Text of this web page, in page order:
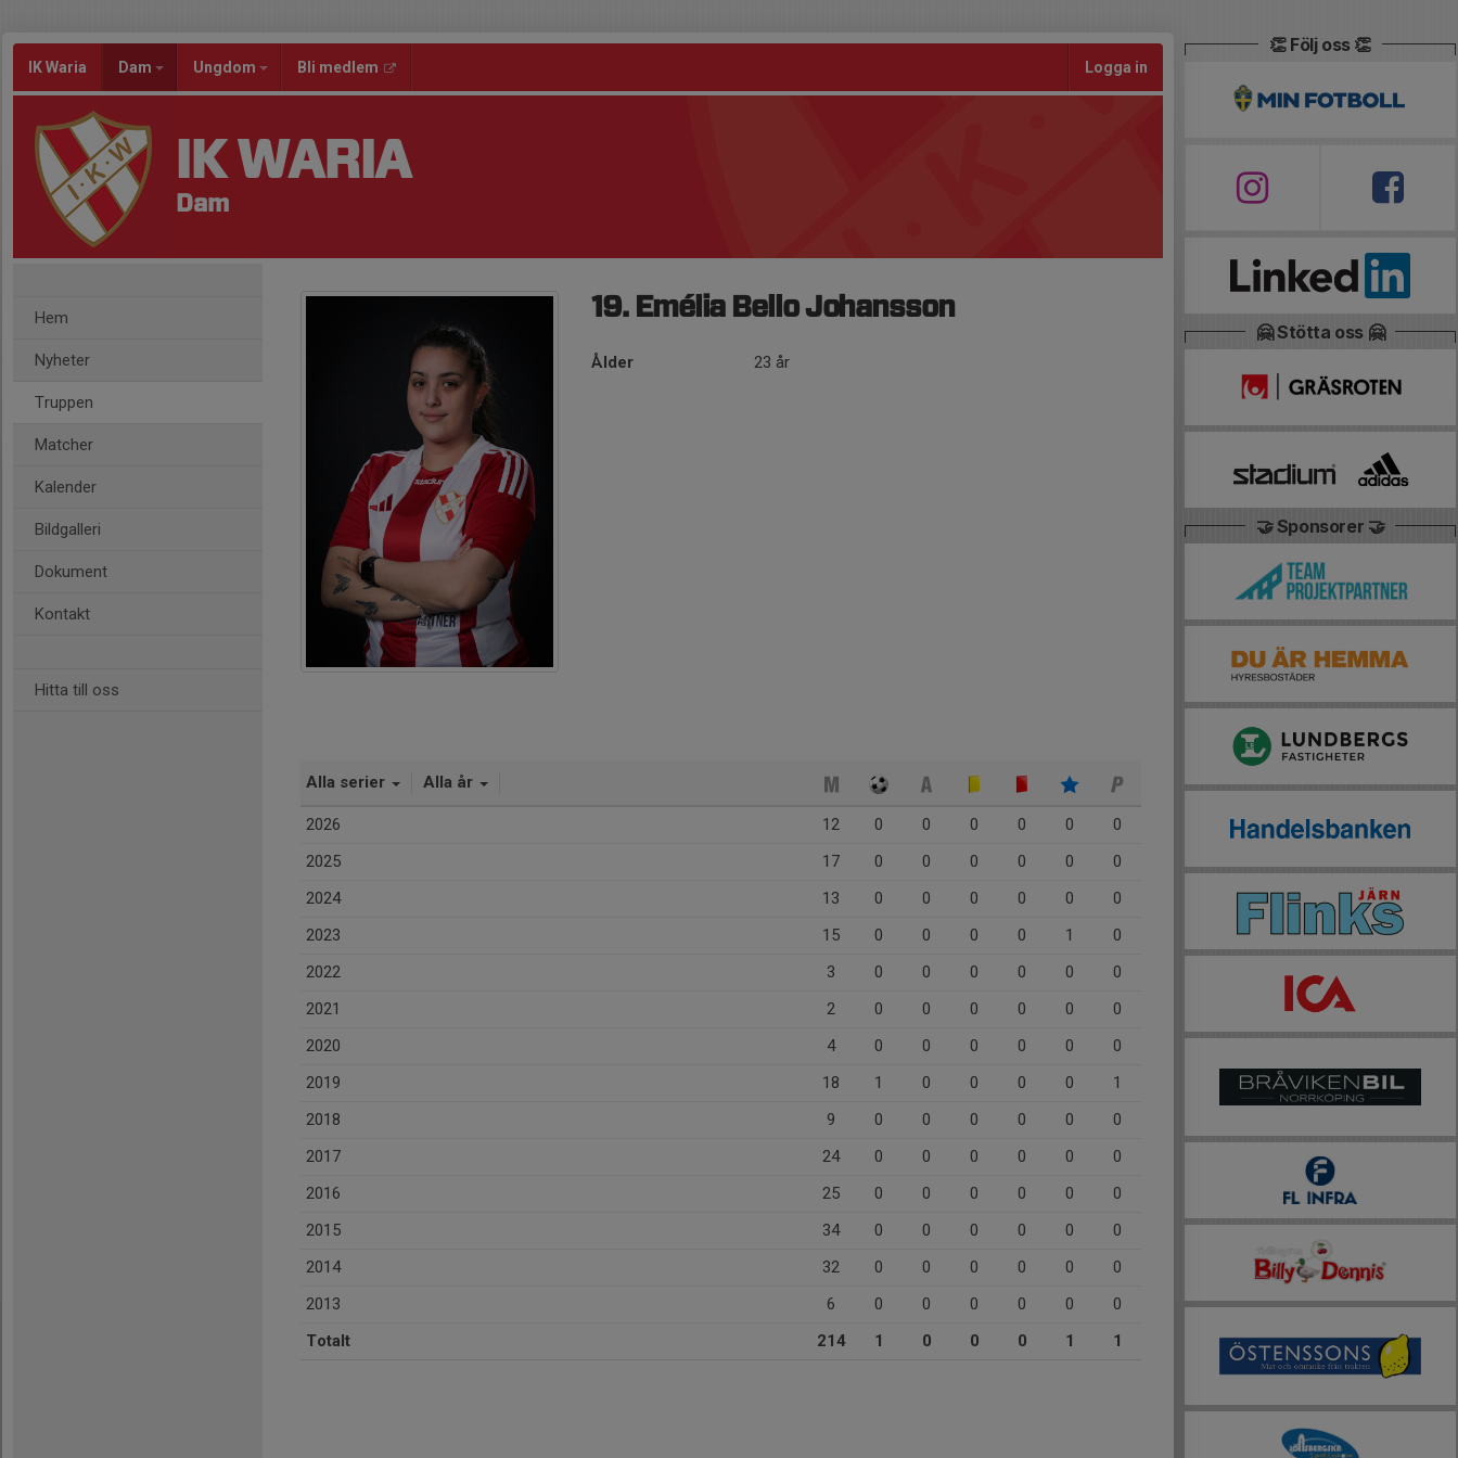
IK Waria Dam Ungdom Bli medlem Logga in
IK WARIA
Dam
Hem
Nyheter
Truppen
Matcher
Kalender
Bildgalleri
Dokument
Kontakt
Hitta till oss
19. Emélia Bello Johansson
Ålder 23 år
Alla serier Alla år
2026 12 0 0 0 0 0
0
2025
17 0 0 0 0 0
0
2024
13 0 0 0 0 0
0
2023
15 0 0 0 0 1
0
2022
3 0 0 0 0 0
0
2021
2 0 0 0 0 0
0
2020
4 0 0 0 0 0
0
2019
18 1 0 0 0 0
1
2018
9 0 0 0 0 0
0
2017
24 0 0 0 0 0
0
2016
25 0 0 0 0 0
0
2015
34 0 0 0 0 0
0
2014
32 0 0 0 0 0
0
2013
6 0 0 0 0 0
0
Totalt
214 1 0 0 0 1 1
👏 Följ oss 👏
🤗 Stötta oss 🤗
🤝 Sponsorer 🤝